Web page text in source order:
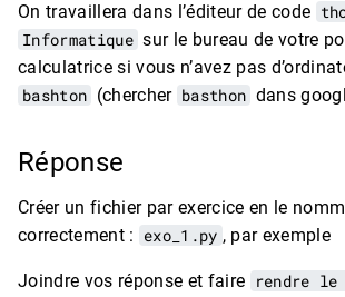
On travaillera dans l’éditeur de code
Informatique sur le bureau de votre
calculatrice si vous n’avez pas
bashton (chercher basthon dans
Réponse
Créer un fichier par exercice en le
correctement : exo_1.py , par exemple
Joindre vos réponse et faire rendre